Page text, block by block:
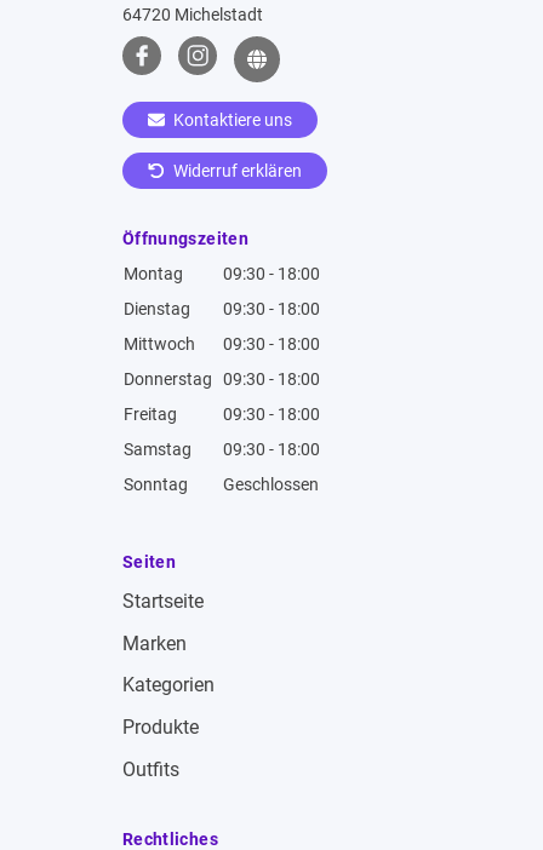
64720 Michelstadt
Kontaktiere uns
Widerruf erklären
Öffnungszeiten
Montag
09:30 - 18:00
Dienstag
09:30 - 18:00
Mittwoch
09:30 - 18:00
Donnerstag
09:30 - 18:00
Freitag
09:30 - 18:00
Samstag
09:30 - 18:00
Sonntag
Geschlossen
Seiten
Startseite
Marken
Kategorien
Produkte
Outfits
Rechtliches